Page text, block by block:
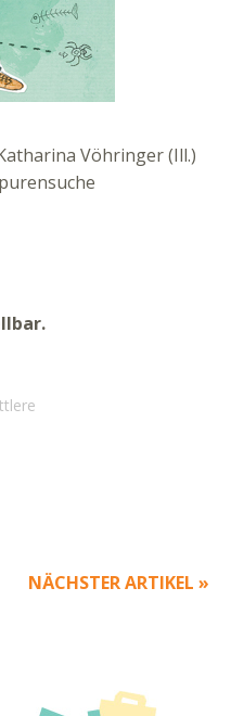
Vöhringer (Ill.)
NÄCHSTER ARTIKEL »